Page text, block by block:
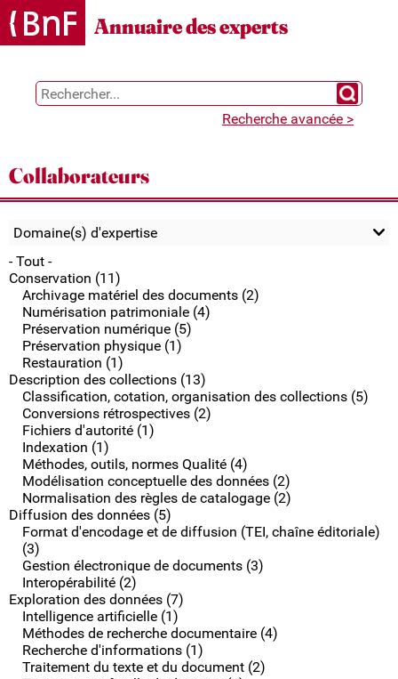
Gestion des cookies
Annuaire des experts
Chercher
Recherche avancée >
Collaborateurs
Domaine(s) d'expertise
- Tout -
Conservation (11)
Archivage matériel des documents (2)
Numérisation patrimoniale (4)
Préservation numérique (5)
Préservation physique (1)
Restauration (1)
Description des collections (13)
Classification, cotation, organisation des collections (5)
Conversions rétrospectives (2)
Fichiers d'autorité (1)
Indexation (1)
Méthodes, outils, normes Qualité (4)
Modélisation conceptuelle des données (2)
Normalisation des règles de catalogage (2)
Diffusion des données (5)
Format d'encodage et de diffusion (TEI, chaîne éditoriale)
(3)
Gestion électronique de documents (3)
Interopérabilité (2)
Exploration des données (7)
Intelligence artificielle (1)
Méthodes de recherche documentaire (4)
Recherche d'informations (1)
Traitement du texte et du document (2)